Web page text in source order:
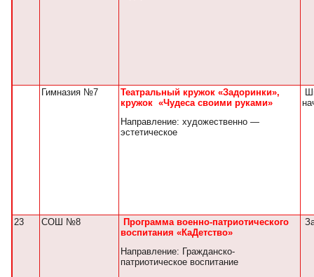
Гимназия №7
Театральный кружок «Задоринки»,
кружок «Чудеса своими руками»
Направление: художественно —
эстетическое
23 СОШ №8
Программа военно-патриотического
воспитания «КаДетство»
Направление: Гражданско-
патриотическое воспитание